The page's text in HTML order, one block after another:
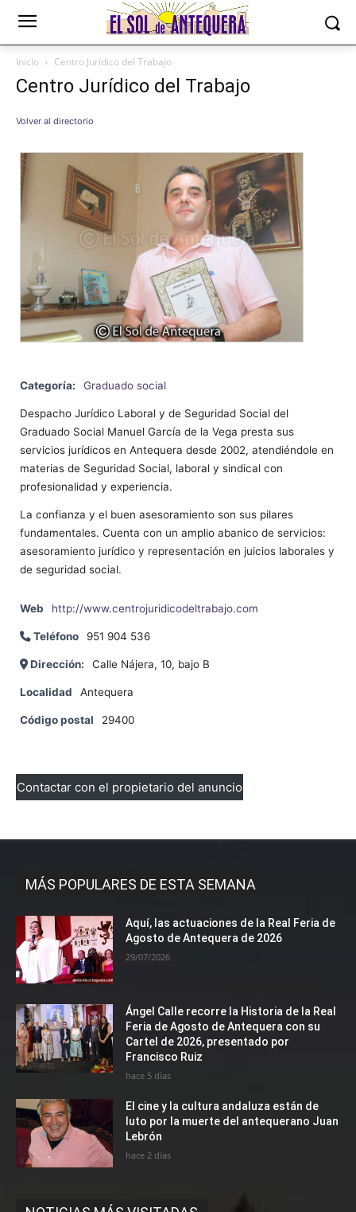
Inicio Centro Jurídico del Trabajo
Centro Jurídico del Trabajo
Volver al directorio
Categoría: Graduado social
Despacho Jurídico Laboral y de Seguridad Social del
Graduado Social Manuel García de la Vega presta sus
servicios jurídicos en Antequera desde 2002, atendiéndole en
materias de Seguridad Social, laboral y sindical con
profesionalidad y experiencia.
La confianza y el buen asesoramiento son sus pilares
fundamentales. Cuenta con un amplio abanico de servicios:
asesoramiento jurídico y representación en juicios laborales y
de seguridad social.
Web http://www.centrojuridicodeltrabajo.com
Teléfono 951 904 536
Dirección: Calle Nájera, 10, bajo B
Localidad Antequera
Código postal 29400
Contactar con el propietario del anuncio
MÁS POPULARES DE ESTA SEMANA
Aquí, las actuaciones de la Real Feria de
Agosto de Antequera de 2026
29/07/2026
Ángel Calle recorre la Historia de la Real
Feria de Agosto de Antequera con su
Cartel de 2026, presentado por
Francisco Ruiz
hace 5 días
El cine y la cultura andaluza están de
luto por la muerte del antequerano Juan
Lebrón
hace 2 días